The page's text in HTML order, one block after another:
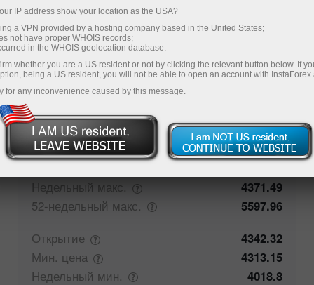
4318.56 (%) 10 Aug 2026 03:07
Купить
4318.56
4317.76
Мнение трейдеров
Закрытие
4341.66
Недельный макс.
4371.49
52-недельный макс.
5597.96
Открытие
4342.32
Мин. цена
4313.15
Недельный мин.
4018.8
IP address show your location as the USA?
a VPN provided by a hosting company based in the United States;
not have proper WHOIS records;
in the WHOIS geolocation database.
whether you are a US resident or not by clicking the relevant button below. If
being a US resident, you will not be able to open an account with InstaForex
for any inconvenience caused by this message.